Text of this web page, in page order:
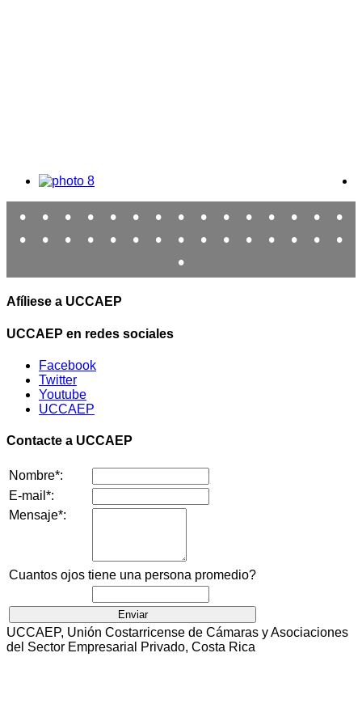
• • • • • • • • • • • • • •
•
•
• • • • • • • • • • • • •
•
•
Afíliese a UCCAEP
UCCAEP en redes sociales
Facebook
Twitter
Youtube
UCCAEP
Contacte a UCCAEP
Nombre*:
E-mail*:
Mensaje*:
Cuantos ojos tiene una persona promedio?
UCCAEP, Unión Costarricense de Cámaras y Asociaciones
del Sector Empresarial Privado, Costa Rica